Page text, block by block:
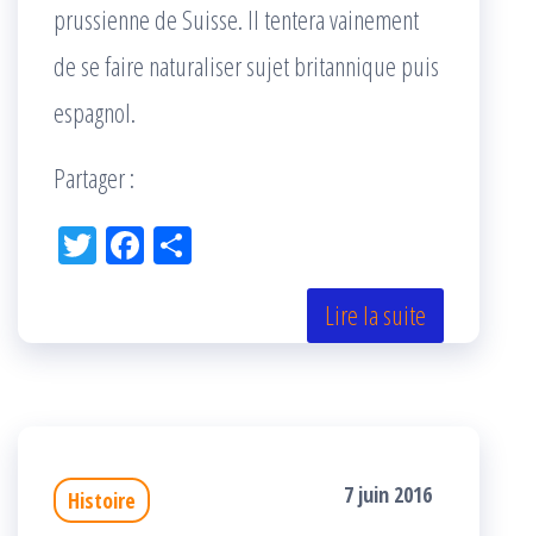
prussienne de Suisse. Il tentera vainement
de se faire naturaliser sujet britannique puis
espagnol.
Partager :
Tw
itt
Fac
eb
k r
Lire la suite
Histoire 7 juin 2016